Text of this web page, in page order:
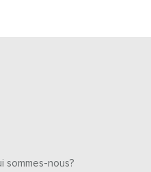
sommes-nous?